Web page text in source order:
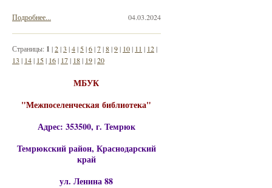
04.03.2024
Подробнее...
Страницы: 1 |2|3 |4| 5|6|7|8|9| 10| 11 | 12|
13 | 14| 15| 16| 17| 18| 19|20
МБУК
"Межпоселенческая библиотека"
Адрес: 353500, г. Темрюк
Темрюкский район, Краснодарский
край
ул. Ленина 88